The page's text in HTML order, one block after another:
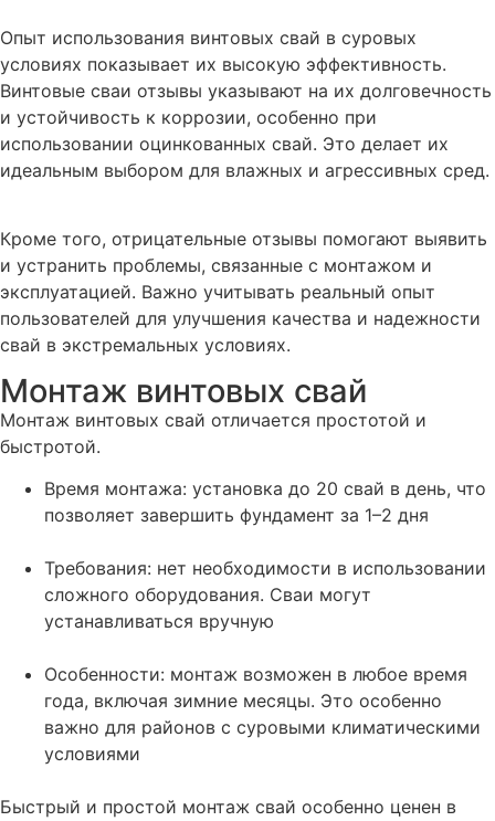
Опыт использования винтовых свай в суровых
условиях показывает их высокую эффективность.
Винтовые сваи отзывы указывают на их долговечность
и устойчивость к коррозии, особенно при
использовании оцинкованных свай. Это делает их
идеальным выбором для влажных и агрессивных сред.
Кроме того, отрицательные отзывы помогают выявить
и устранить проблемы, связанные с монтажом и
эксплуатацией. Важно учитывать реальный опыт
пользователей для улучшения качества и надежности
свай в экстремальных условиях​.
Монтаж винтовых свай
Монтаж винтовых свай отличается простотой и
быстротой.
Время монтажа: установка до 20 свай в день, что
позволяет завершить фундамент за 1–2 дня
Требования: нет необходимости в использовании
сложного оборудования. Сваи могут
устанавливаться вручную
Особенности: монтаж возможен в любое время
года, включая зимние месяцы. Это особенно
важно для районов с суровыми климатическими
условиями
Быстрый и простой монтаж свай особенно ценен в